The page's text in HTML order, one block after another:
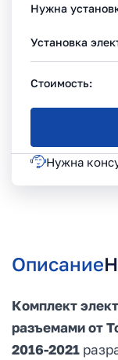
Нужна
Установка
Стоимость:
Нужна
Описание
Комплект
разъемами от
2016-2021